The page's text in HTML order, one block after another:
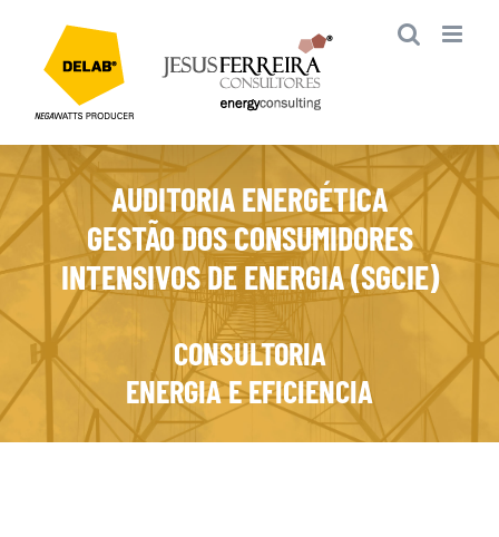
content
AUDITORIA ENERGÉTICA
GESTÃO DOS CONSUMIDORES
INTENSIVOS DE ENERGIA (SGCIE)
CONSULTORIA
ENERGIA E EFICIENCIA